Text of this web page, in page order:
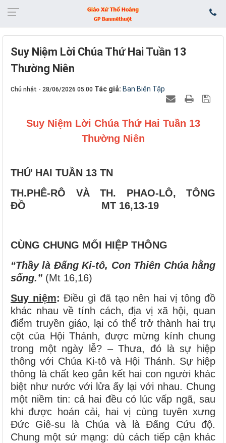
Suy Niệm Lời Chúa Thứ Hai Tuần 13
Thường Niên
Chủ nhật - 28/06/2026 05:00 Tác giả: Ban Biên Tập
Suy Niệm Lời Chúa Thứ Hai Tuần 13
Thường Niên
THỨ HAI TUẦN 13 TN
TH.PHÊ-RÔ VÀ TH. PHAO-LÔ, TÔNG
ĐỒ MT 16,13-19
CÙNG CHUNG MỐI HIỆP THÔNG
“Thầy là Đấng Ki-tô, Con Thiên Chúa hằng
sống.” (Mt 16,16)
Suy niệm: Điều gì đã tạo nên hai vị tông đồ
khác nhau về tính cách, địa vị xã hội, quan
điểm truyền giáo, lại có thể trở thành hai trụ
cột của Hội Thánh, được mừng kính chung
trong một ngày lễ? – Thưa, đó là sự hiệp
thông với Chúa Ki-tô và Hội Thánh. Sự hiệp
thông là chất keo gắn kết hai con người khác
biệt như nước với lửa ấy lại với nhau. Chung
một niềm tin: cả hai đều có lúc vấp ngã, sau
khi được hoán cải, hai vị cùng tuyên xưng
Đức Giê-su là Chúa và là Đấng Cứu độ.
Chung một sứ mạng: dù cách tiếp cận khác